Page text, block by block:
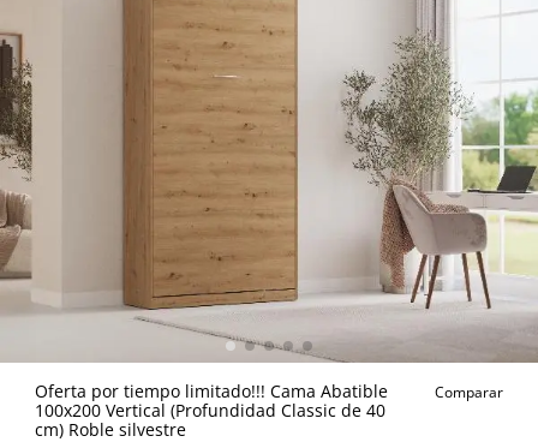
Oferta por tiempo limitado!!! Cama Abatible
100x200 Vertical (Profundidad Classic de 40
cm) Roble silvestre
Comparar